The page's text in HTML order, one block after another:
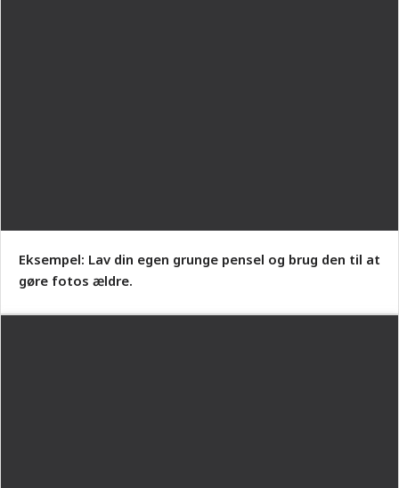
Eksempel: Lav din egen grunge pensel og brug den til at
gøre fotos ældre.